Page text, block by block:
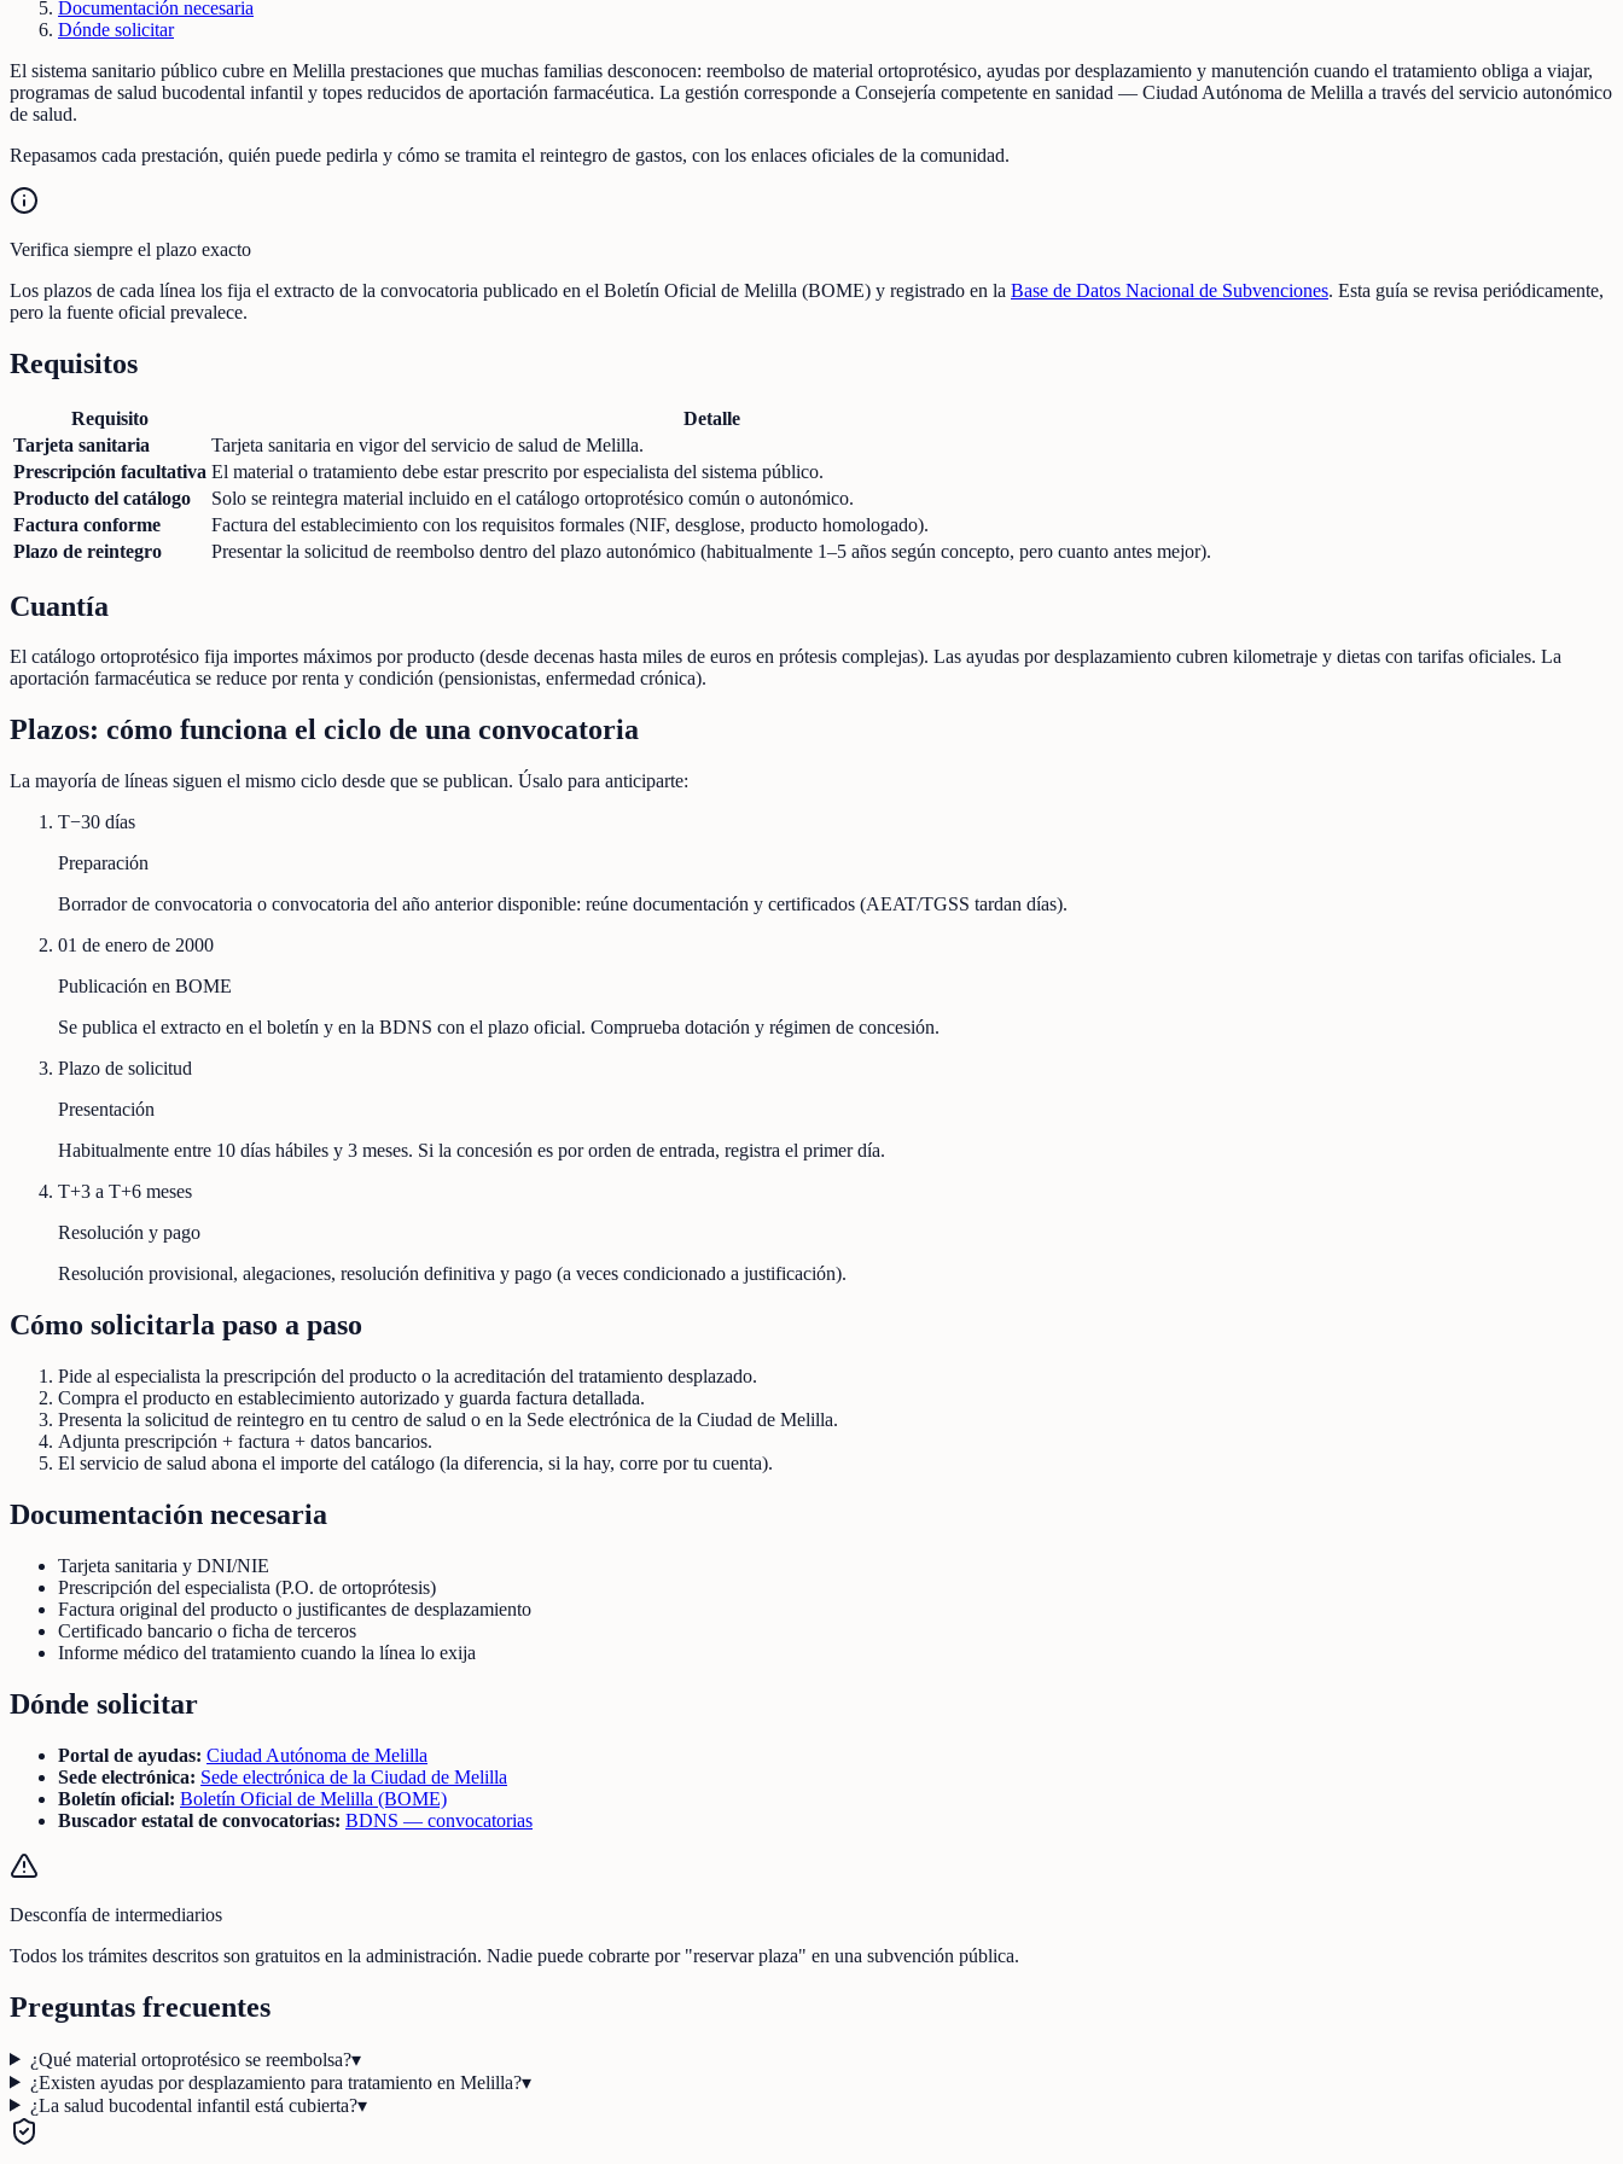
Documentación necesaria
Dónde solicitar
El sistema sanitario público cubre en Melilla prestaciones que muchas familias desconocen: reembolso de material ortoprotésico, ayudas por desplazamiento y manutención cuando el tratamiento obliga a viajar,
programas de salud bucodental infantil y topes reducidos de aportación farmacéutica. La gestión corresponde a Consejería competente en sanidad — Ciudad Autónoma de Melilla a través del servicio autonómico
de salud.
Repasamos cada prestación, quién puede pedirla y cómo se tramita el reintegro de gastos, con los enlaces oficiales de la comunidad.
Verifica siempre el plazo exacto
Los plazos de cada línea los fija el extracto de la convocatoria publicado en el Boletín Oficial de Melilla (BOME) y registrado en la Base de Datos Nacional de Subvenciones. Esta guía se revisa periódicamente,
pero la fuente oficial prevalece.
Requisitos
Requisito
Detalle
Tarjeta sanitaria
Tarjeta sanitaria en vigor del servicio de salud de Melilla.
Prescripción facultativa El material o tratamiento debe estar prescrito por especialista del sistema público.
Producto del catálogo
Solo se reintegra material incluido en el catálogo ortoprotésico común o autonómico.
Factura conforme
Factura del establecimiento con los requisitos formales (NIF, desglose, producto homologado).
Plazo de reintegro
Presentar la solicitud de reembolso dentro del plazo autonómico (habitualmente 1–5 años según concepto, pero cuanto antes mejor).
Cuantía
El catálogo ortoprotésico fija importes máximos por producto (desde decenas hasta miles de euros en prótesis complejas). Las ayudas por desplazamiento cubren kilometraje y dietas con tarifas oficiales. La
aportación farmacéutica se reduce por renta y condición (pensionistas, enfermedad crónica).
Plazos: cómo funciona el ciclo de una convocatoria
La mayoría de líneas siguen el mismo ciclo desde que se publican. Úsalo para anticiparte:
T−30 días
Preparación
Borrador de convocatoria o convocatoria del año anterior disponible: reúne documentación y certificados (AEAT/TGSS tardan días).
01 de enero de 2000
Publicación en BOME
Se publica el extracto en el boletín y en la BDNS con el plazo oficial. Comprueba dotación y régimen de concesión.
Plazo de solicitud
Presentación
Habitualmente entre 10 días hábiles y 3 meses. Si la concesión es por orden de entrada, registra el primer día.
T+3 a T+6 meses
Resolución y pago
Resolución provisional, alegaciones, resolución definitiva y pago (a veces condicionado a justificación).
Cómo solicitarla paso a paso
Pide al especialista la prescripción del producto o la acreditación del tratamiento desplazado.
Compra el producto en establecimiento autorizado y guarda factura detallada.
Presenta la solicitud de reintegro en tu centro de salud o en la Sede electrónica de la Ciudad de Melilla.
Adjunta prescripción + factura + datos bancarios.
El servicio de salud abona el importe del catálogo (la diferencia, si la hay, corre por tu cuenta).
Documentación necesaria
Tarjeta sanitaria y DNI/NIE
Prescripción del especialista (P.O. de ortoprótesis)
Factura original del producto o justificantes de desplazamiento
Certificado bancario o ficha de terceros
Informe médico del tratamiento cuando la línea lo exija
Dónde solicitar
Portal de ayudas: Ciudad Autónoma de Melilla
Sede electrónica: Sede electrónica de la Ciudad de Melilla
Boletín oficial: Boletín Oficial de Melilla (BOME)
Buscador estatal de convocatorias: BDNS — convocatorias
Desconfía de intermediarios
Todos los trámites descritos son gratuitos en la administración. Nadie puede cobrarte por "reservar plaza" en una subvención pública.
Preguntas frecuentes
¿Qué material ortoprotésico se reembolsa?▾
¿Existen ayudas por desplazamiento para tratamiento en Melilla?▾
¿La salud bucodental infantil está cubierta?▾